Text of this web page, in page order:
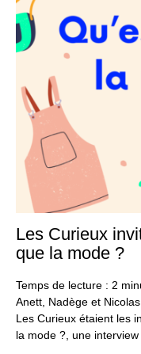
Les Curieux
que la mode ?
Temps de lecture : 2
Anett, Nadège et
Les Curieux étaient les
la mode ?, une